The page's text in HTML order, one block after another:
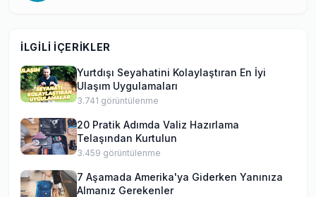
eğitimi düşünenler için ilham verici içerikler
hazırlıyor.
İLGILI İÇERIKLER
Yurtdışı Seyahatini Kolaylaştıran En İyi
Ulaşım Uygulamaları
3.741 görüntülenme
20 Pratik Adımda Valiz Hazırlama
Telaşından Kurtulun
3.459 görüntülenme
7 Aşamada Amerika'ya Giderken Yanınıza
Almanız Gerekenler